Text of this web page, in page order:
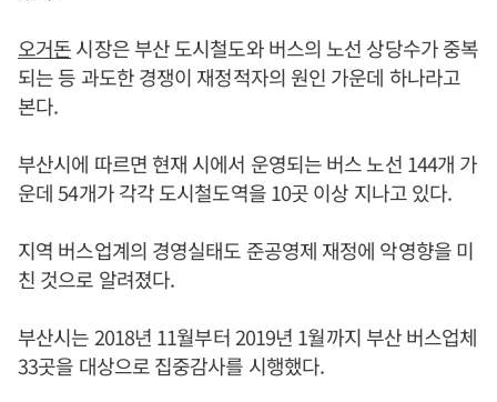
오거돈시장은 부산 도시철도와 버스의 노선 상당수가 중복
되는 등 과도한 경쟁이 재정적자의 원인 가운데 하나라고
본다.
부산시에 따르면 현재 시에서 운영되는 버스 노선 144개 가
운데 54개가 각각 도시철도역을 10곳 이상 지나고 있다.
지역 버스업계의 경영실태도 준공영제 재정에 악영향을 미
친 것으로 알려졌다.
부산시는 2018년 11월부터 2019년 1월까지 부산 버스업체
33곳을 대상으로 집중감사를 시행했다.